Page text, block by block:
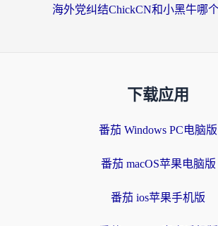
下载应用
番茄 Windows PC电脑版
番茄 macOS苹果电脑版
番茄 ios苹果手机版